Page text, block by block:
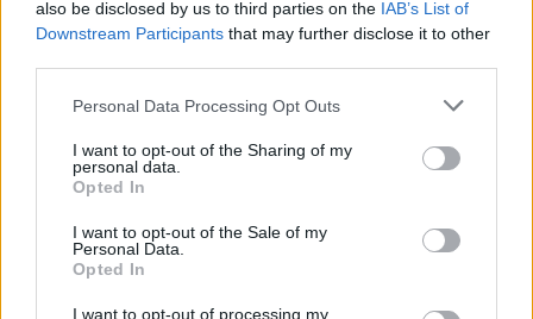
also be disclosed by us to third parties on the IAB’s List of
Downstream Participants that may further disclose it to other
Personal Data Processing Opt Outs
I want to opt-out of the Sharing of my
personal data.
Opted In
I want to opt-out of the Sale of my
Personal Data.
Opted In
I want to opt-out of processing my
Esim for Global|Esim for Europe|
Esim for Caribbean